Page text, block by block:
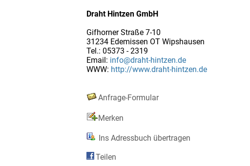
Draht Hintzen GmbH
Gifhorner Straße 7-10
31234 Edemissen OT Wipshausen
Tel.: 05373 - 2319
Email: info@draht-hintzen.de
WWW: http://www.draht-hintzen.de
Anfrage-Formular
Merken
Ins Adressbuch übertragen
Teilen